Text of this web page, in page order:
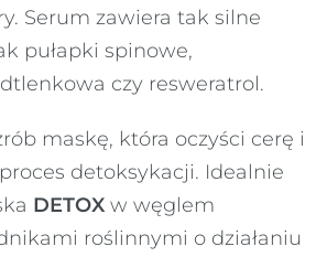
Serum zawiera tak silne
pułapki spinowe,
czy resweratrol.
maskę, która oczyści cerę i
detoksykacji. Idealnie
DETOX w węglem
roślinnymi o działaniu